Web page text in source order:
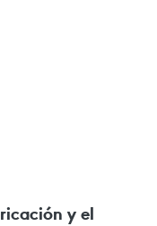
y el